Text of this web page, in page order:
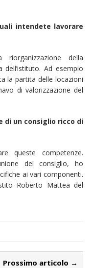
intendete lavorare
della
Ad esempio
la partita delle locazioni
di valorizzazione del
di un consiglio ricco di
queste competenze.
del consiglio, ho
ai vari componenti.
Roberto Mattea del
Prossimo articolo →